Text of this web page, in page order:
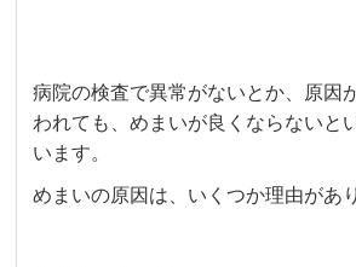
病院の検査で異常がないとか、原因
われても、めまいが良くならないと
います。
めまいの原因は、いくつか理由があ